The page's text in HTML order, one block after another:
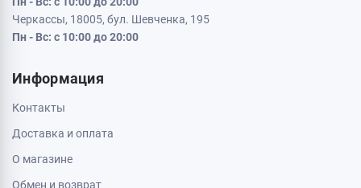
Черкассы, 18005, бул. Шевченка, 195
Пн - Вс: с 10:00 до 20:00
Информация
Контакты
Доставка и оплата
О магазине
Обмен и возврат